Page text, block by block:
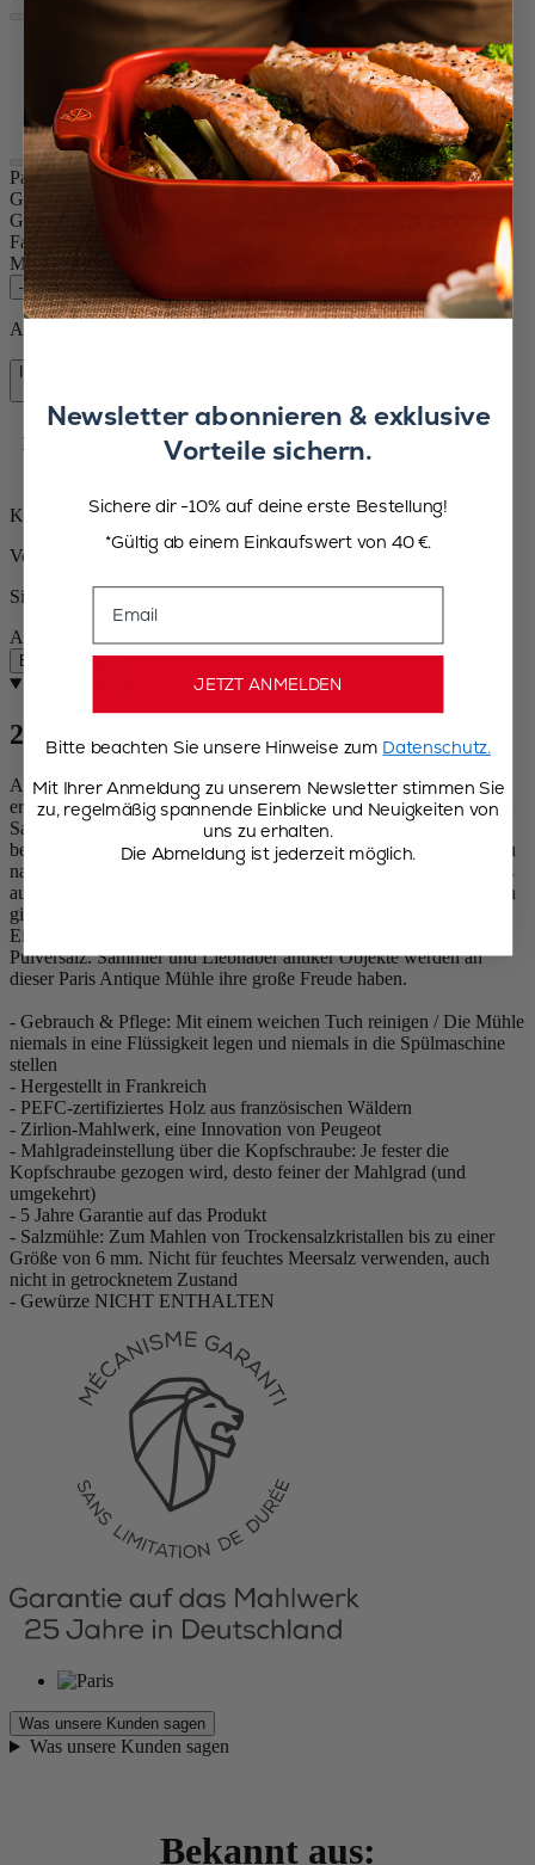
Antike Patina
Natur
Olivenholz
Schokolade
Paris
Größe
Gewürz
Farbe
Menge
– +
Auf Lager und bereit, zu Ihnen nach Hause geliefert zu werden.
Kostenlose Lieferung bei Einkäufen über 50 €
Kostenlose Rücksendungen
Versand innerhalb von 24 bis 48 Stunden
Sichere Zahlung
Auf Lager
Beschreibung
200-jährige Geschichte
Als Hommage an das zweihundertjährige Abenteuer von Peugeot
erhält die Paris-Mühle ein Antik-Finish und wird zur Paris Antique
Salzmühle. Das Buchenholz wird in sorgfältiger Handarbeit
bearbeitet, um Patina und Alterungseffekte möglichst originalgetreu
nachzubilden. Paris Antique ist mit dem Peugeot-Salzmechanismus
ausgestattet, auf den es in Deutschland eine Garantie von 25 Jahren
gibt. Der Knopf, der die Mühle ziert, ermöglicht eine einfache
Einstellung des Mahlgrades: Durch Festziehen erhalten Sie feines
Pulversalz. Sammler und Liebhaber antiker Objekte werden an
dieser Paris Antique Mühle ihre große Freude haben.
- Gebrauch & Pflege: Mit einem weichen Tuch reinigen / Die Mühle
niemals in eine Flüssigkeit legen und niemals in die Spülmaschine
stellen
- Hergestellt in Frankreich
- PEFC-zertifiziertes Holz aus französischen Wäldern
- Zirlion-Mahlwerk, eine Innovation von Peugeot
- Mahlgradeinstellung über die Kopfschraube: Je fester die
Kopfschraube gezogen wird, desto feiner der Mahlgrad (und
umgekehrt)
- 5 Jahre Garantie auf das Produkt
- Salzmühle: Zum Mahlen von Trockensalzkristallen bis zu einer
Größe von 6 mm. Nicht für feuchtes Meersalz verwenden, auch
nicht in getrocknetem Zustand
- Gewürze NICHT ENTHALTEN
Was unsere Kunden sagen
Was unsere Kunden sagen
Bekannt aus:
Newsletter abonnieren & exklusive
Vorteile sichern.
Sichere dir -10% auf deine erste Bestellung!
*Gültig ab einem Einkaufswert von 40 €.
Email
JETZT ANMELDEN
Bitte beachten Sie unsere Hinweise zum Datenschutz.
Mit Ihrer Anmeldung zu unserem Newsletter stimmen Sie
zu, regelmäßig spannende Einblicke und Neuigkeiten von
uns zu erhalten.
Die Abmeldung ist jederzeit möglich.